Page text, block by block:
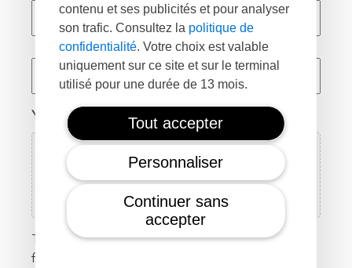
*
Phone
Your resume and cover letter
Déposer les fichiers ici ou
Sélectionnez des fichiers
Types de fichiers acceptés : pdf, Taille max. des
fichiers : 5 MB, Max. des fichiers : 2.
contenu et ses publicités et pour analyser
son trafic. Consultez la politique de
confidentialité. Votre choix est valable
uniquement sur ce site et sur le terminal
utilisé pour une durée de 13 mois.
Tout accepter
Personnaliser
Continuer sans
accepter